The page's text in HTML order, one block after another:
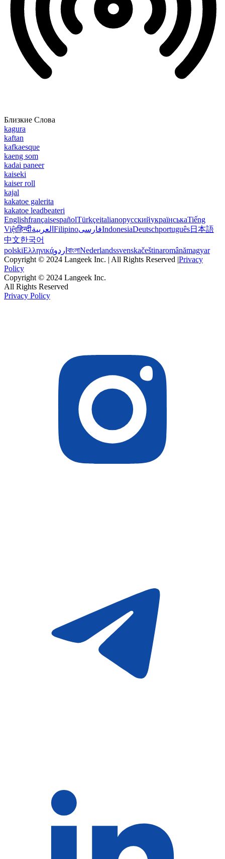
Близкие Слова
kagura
kaftan
kafkaesque
kaeng som
kadai paneer
kaiseki
kaiser roll
kajal
kakatoe galerita
kakatoe leadbeateri
EnglishfrançaisespañolTürkçeitalianoрусскийукраїнськаTiếng
Việtहिन्दीالعربية FilipinoفارسیIndonesiaDeutschportuguês日本語
中文한국어
polskiΕλληνικάاردو বাংলাNederlandssvenskačeštinaromânămagyar
Copyright © 2024 Langeek Inc. | All Rights Reserved |Privacy
Policy
Copyright © 2024 Langeek Inc.
All Rights Reserved
Privacy Policy